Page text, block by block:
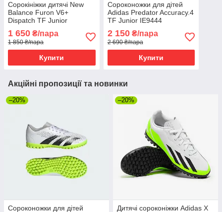
Сорокініжки дитячі New
Balance Furon V6+
Dispatch TF Junior
JSF3TA65 (Оригінал)
1 650 ₴/пара
1 850 ₴/пара
Купити
Сороконожки для дітей
Adidas Predator Accuracy.4
TF Junior IE9444
(Оригінал)
2 150₴/пара
2 690 ₴/пара
Купити
Акційні пропозиції та новинки
–20%
Сороконожки для дітей
–20%
Дитячі сороконіжки Adidas X